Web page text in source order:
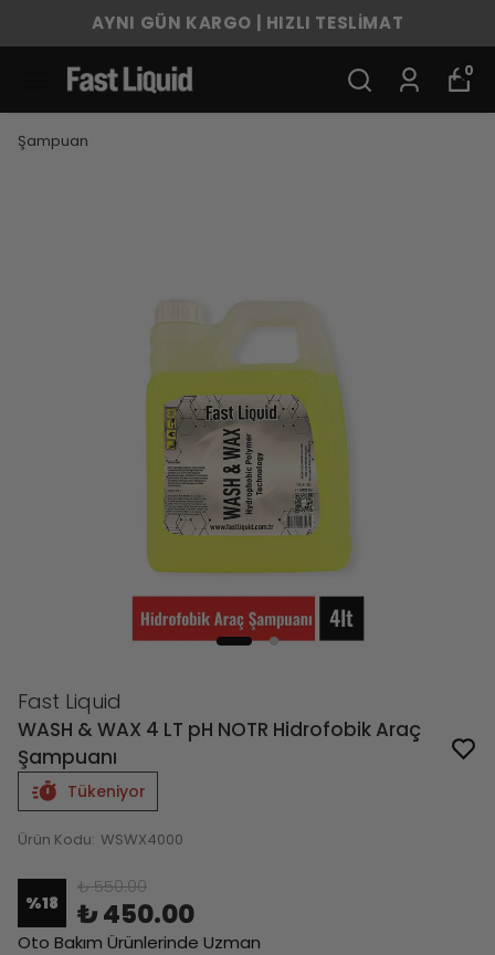
AYNI GÜN KARGO | HIZLI TESLİMAT
0
Şampuan
Fast Liquid
WASH & WAX 4 LT pH NOTR Hidrofobik Araç
Şampuanı
Tükeniyor
Ürün Kodu: WSWX4000
%18
₺ 550.00
₺ 450.00
Oto Bakım Ürünlerinde Uzman